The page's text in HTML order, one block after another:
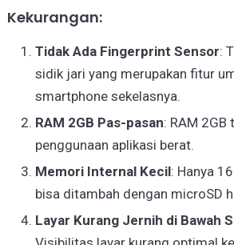
Kekurangan:
Tidak Ada Fingerprint Sensor:
sidik jari yang merupakan fitur
smartphone sekelasnya.
RAM 2GB Pas-pasan: RAM
penggunaan aplikasi berat.
Memori Internal Kecil: Hanya
bisa ditambah dengan microSD
Layar Kurang Jernih di Bawah